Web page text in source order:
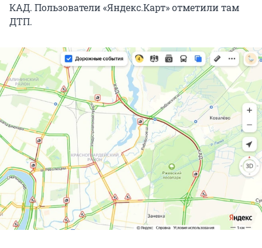
КАД. Пользователи «Яндекс.Карт» отметили там
ДТП.